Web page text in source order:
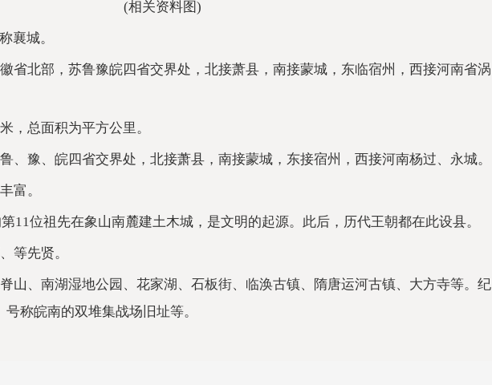
(相关资料图)
襄城。
省北部，苏鲁豫皖四省交界处，北接萧县，南接蒙城，东临宿州，西接河南省涡
，总面积为平方公里。
、豫、皖四省交界处，北接萧县，南接蒙城，东接宿州，西接河南杨过、永城。
富。
11位祖先在象山南麓建土木城，是文明的起源。此后，历代王朝都在此设县。
等先贤。
山、南湖湿地公园、花家湖、石板街、临涣古镇、隋唐运河古镇、大方寺等。纪
称皖南的双堆集战场旧址等。